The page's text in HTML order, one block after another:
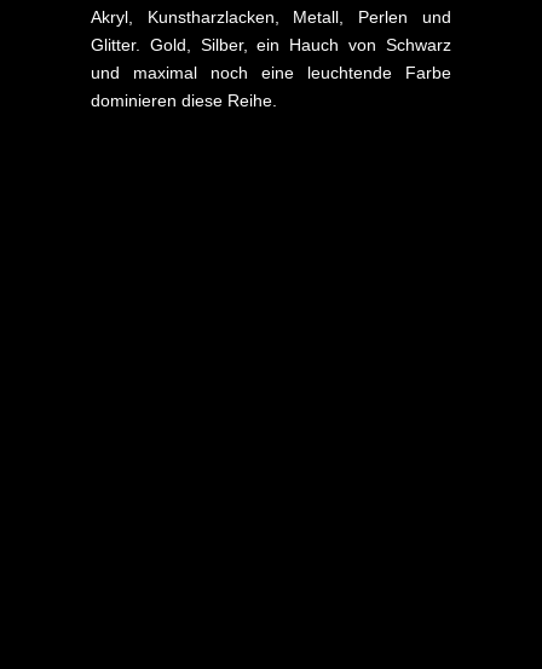
Akryl, Kunstharzlacken, Metall, Perlen und
Glitter. Gold, Silber, ein Hauch von Schwarz
und maximal noch eine leuchtende Farbe
dominieren diese Reihe.